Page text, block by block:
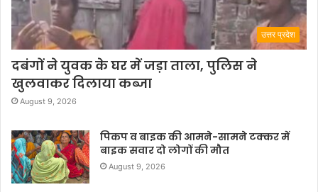
उत्तर प्रदेश
दबंगों ने युवक के घर में जड़ा ताला, पुलिस ने
खुलवाकर दिलाया कब्जा
August 9, 2026
पिकप व बाइक की आमने-सामने टक्कर में
बाइक सवार दो लोगों की मौत
August 9, 2026